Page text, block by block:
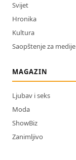
Svijet
Hronika
Kultura
Saopštenje za medije
MAGAZIN
Ljubav i seks
Moda
ShowBiz
Zanimljivo